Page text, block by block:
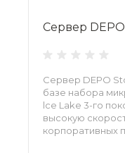
Сервер
Сервер DEPO
базе на­бора
lce Lаkе 3-го
высокую
корпоративных